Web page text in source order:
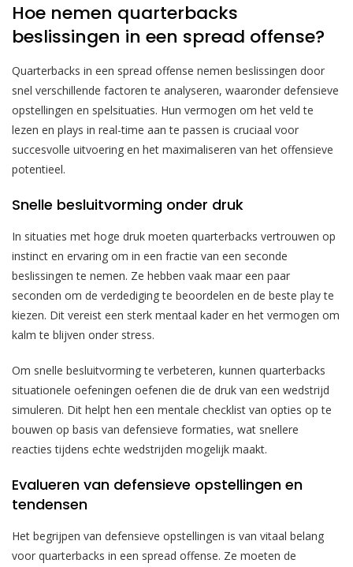
Hoe nemen quarterbacks
beslissingen in een spread offense?
Quarterbacks in een spread offense nemen beslissingen door
snel verschillende factoren te analyseren, waaronder defensieve
opstellingen en spelsituaties. Hun vermogen om het veld te
lezen en plays in real-time aan te passen is cruciaal voor
succesvolle uitvoering en het maximaliseren van het offensieve
potentieel.
Snelle besluitvorming onder druk
In situaties met hoge druk moeten quarterbacks vertrouwen op
instinct en ervaring om in een fractie van een seconde
beslissingen te nemen. Ze hebben vaak maar een paar
seconden om de verdediging te beoordelen en de beste play te
kiezen. Dit vereist een sterk mentaal kader en het vermogen om
kalm te blijven onder stress.
Om snelle besluitvorming te verbeteren, kunnen quarterbacks
situationele oefeningen oefenen die de druk van een wedstrijd
simuleren. Dit helpt hen een mentale checklist van opties op te
bouwen op basis van defensieve formaties, wat snellere
reacties tijdens echte wedstrijden mogelijk maakt.
Evalueren van defensieve opstellingen en
tendensen
Het begrijpen van defensieve opstellingen is van vitaal belang
voor quarterbacks in een spread offense. Ze moeten de